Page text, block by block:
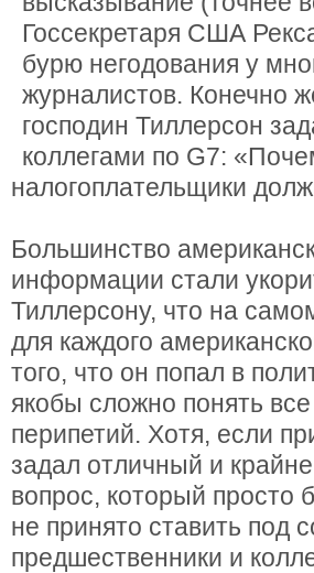
Госсекретаря США
бурю негодования у
журналистов. Конечно
господин Тиллерсон
коллегами по G7:
налогоплательщики
Большинство
информации стали
Тиллерсону, что на
для каждого
того, что он попал в
якобы сложно понять
перипетий. Хотя, если
задал отличный и
вопрос, который просто
не принято ставить под
предшественники и